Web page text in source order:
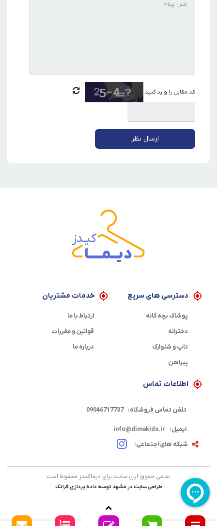
کد مقابل را وارد کنید
ارسال نظر
دسترسی های سریع
پوشاک بچه گانه
دخترانه
تاپ و شلوارک
پیراهن
خدمات مشتریان
ارتباط با ما
قوانین و مقررات
درباره ما
اطلاعات تماس
تلفن تماس فروشگاه: 09046717737
ایمیل:
info@dimakids.ir
شبکه های اجتماعی:
تمامی حقوق این سایت برای دیماکیدز محفوظ است
طراحی سایت در مشهد توسط داده پردازی فراتک